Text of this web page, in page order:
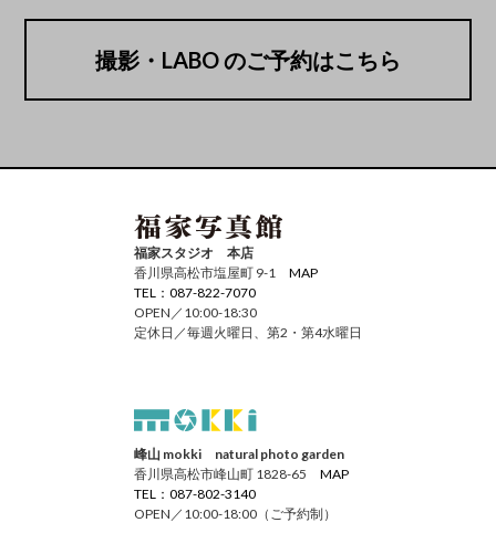
撮影・LABO のご予約はこちら
福家スタジオ 本店
香川県高松市塩屋町 9-1 MAP
TEL：087-822-7070
OPEN／10:00-18:30
定休日／毎週火曜日、第2・第4水曜日
峰山 mokki natural photo garden
香川県高松市峰山町 1828-65 MAP
TEL：087-802-3140
OPEN／10:00-18:00（ご予約制）